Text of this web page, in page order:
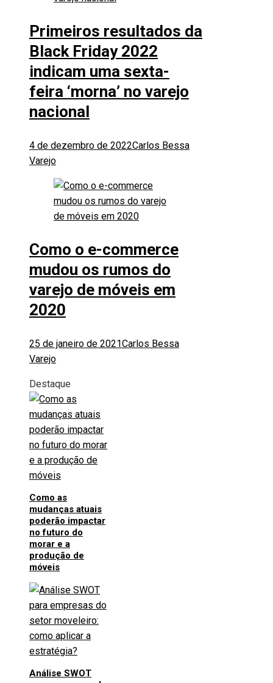
Primeiros resultados da
Black Friday 2022
indicam uma sexta-
feira ‘morna’ no varejo
nacional
4 de dezembro de 2022Carlos Bessa
Varejo
Como o e-commerce
mudou os rumos do
varejo de móveis em
2020
25 de janeiro de 2021Carlos Bessa
Varejo
Destaque
Como as
mudanças atuais
poderão impactar
no futuro do
morar e a
produção de
móveis
Análise SWOT